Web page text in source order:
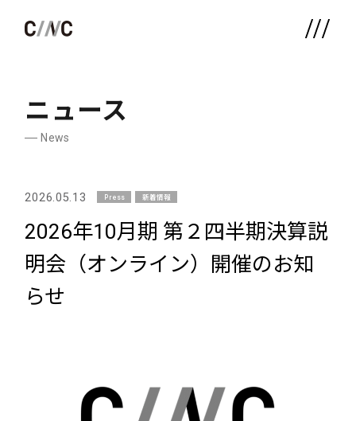
ニュース
News
2026.05.13 Press 新着情報
2026年10月期 第２四半期決算説
明会（オンライン）開催のお知
らせ